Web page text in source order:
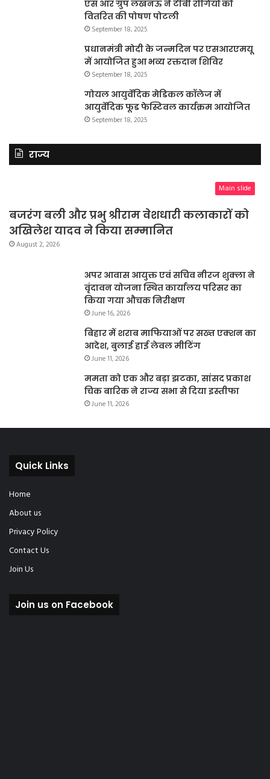
एस आर ग्रुप लखनऊ ने टीबी रोगियों को
वितरित की पोषण पोटली
September 18, 2025
प्रधानमंत्री मोदी के जन्मदिन पर एसआरएमयू
में आयोजित हुआ भव्य रक्तदान शिविर
September 18, 2025
गोयल आयुर्वेदिक मेडिकल कॉलेज में
आयुर्वेदिक फूड फेस्टिवल कार्यक्रम आयोजित
September 18, 2025
राज्य
Main slide
बजरंग बली और प्रभु श्रीराम वेशधारी कलाकारों को
अखिलेश यादव ने किया सम्मानित
August 2, 2026
अपर आवास आयुक्त एवं सचिव नीरज शुक्ला ने
वृंदावन योजना स्थित कार्यालय परिसर का
किया गया औचक निरीक्षण
June 16, 2026
बिहार में शराब माफियाओं पर सख्त एक्शन का
आदेश, बुलाई हाई लेवल मीटिंग
June 11, 2026
ममता को एक और बड़ा झटका, सांसद प्रकाश
चिक बारिक ने राज्य सभा से दिया इस्तीफा
June 11, 2026
Quick Links
Home
About us
Privacy Policy
Contact Us
Join Us
Join us on Facebook